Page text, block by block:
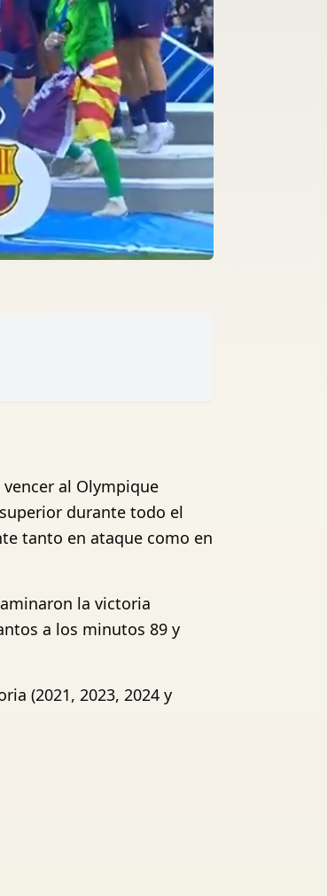
vencer al Olympique
durante todo el
tanto en ataque como en
la victoria
a los minutos 89 y
(2021, 2023, 2024 y